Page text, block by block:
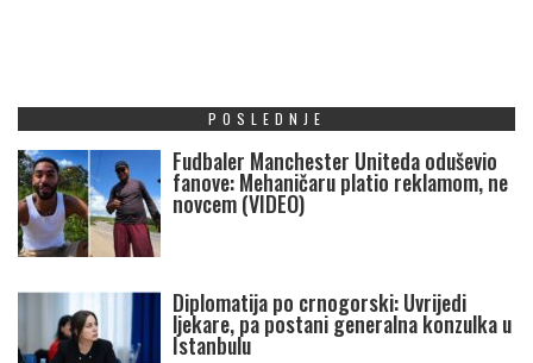
POSLEDNJE
Fudbaler Manchester Uniteda oduševio
fanove: Mehaničaru platio reklamom, ne
novcem (VIDEO)
Diplomatija po crnogorski: Uvrijedi
ljekare, pa postani generalna konzulka u
Istanbulu